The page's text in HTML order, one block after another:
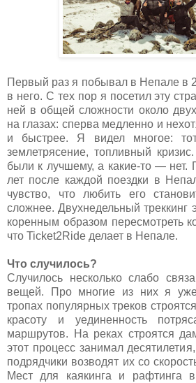
Первый раз я побывал в Непале в
в него. С тех пор я посетил эту
ней в общей сложности около
на глазах: сперва медленно и
и быстрее. Я видел многое:
землетрясение, топливный
были к лучшему, а какие-то — нет.
лет после каждой поездки в
чувство, что любить его
сложнее. Двухнедельный треккинг
коренным образом пересмотреть
что Ticket2Ride делает в Непале.
Что случилось?
Случилось несколько слабо
вещей. Про многие из них я
тропах популярных треков
красоту и уединенность
маршрутов. На реках строятся
этот процесс занимал
подрядчики возводят их со
Мест для каякинга и рафтинга